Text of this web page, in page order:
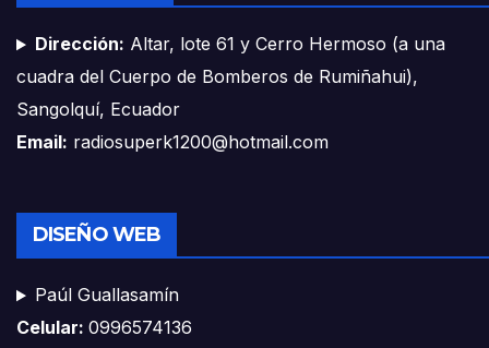
Dirección: Altar, lote 61 y Cerro Hermoso (a una
cuadra del Cuerpo de Bomberos de Rumiñahui),
Sangolquí, Ecuador
Email: radiosuperk1200@hotmail.com
DISEÑO WEB
Paúl Guallasamín
Celular: 0996574136